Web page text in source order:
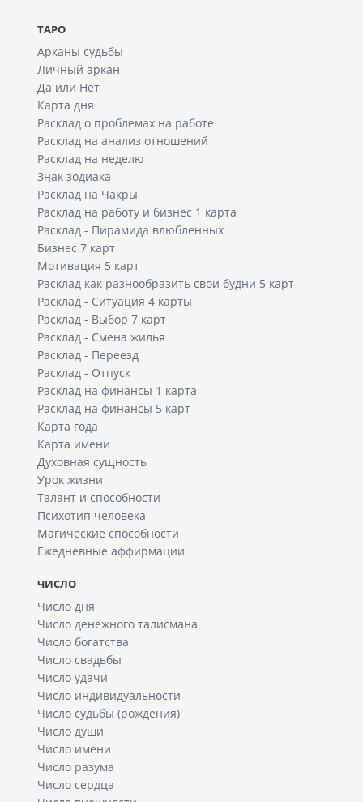
ТАРО
Арканы судьбы
Личный аркан
Да или Нет
Карта дня
Расклад о проблемах на работе
Расклад на анализ отношений
Расклад на неделю
Знак зодиака
Расклад на Чакры
Расклад на работу и бизнес 1 карта
Расклад - Пирамида влюбленных
Бизнес 7 карт
Мотивация 5 карт
Расклад как разнообразить свои будни 5 карт
Расклад - Ситуация 4 карты
Расклад - Выбор 7 карт
Расклад - Смена жилья
Расклад - Переезд
Расклад - Отпуск
Расклад на финансы 1 карта
Расклад на финансы 5 карт
Карта года
Карта имени
Духовная сущность
Урок жизни
Талант и способности
Психотип человека
Магические способности
Ежедневные аффирмации
ЧИСЛО
Число дня
Число денежного талисмана
Число богатства
Число свадьбы
Число удачи
Число индивидуальности
Число судьбы (рождения)
Число души
Число имени
Число разума
Число сердца